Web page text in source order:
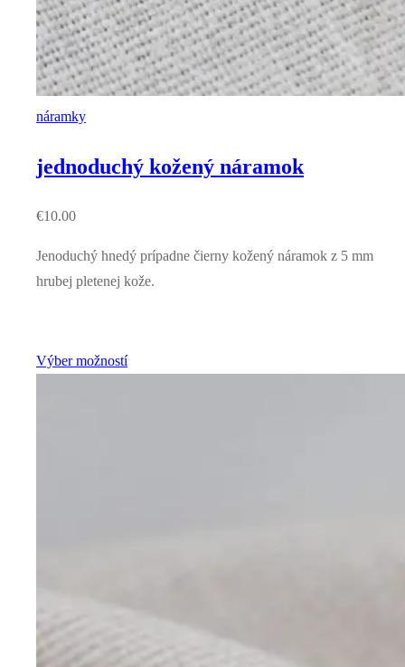
náramky
jednoduchý kožený náramok
€10.00
Jenoduchý hnedý prípadne čierny kožený náramok z 5 mm
hrubej pletenej kože.
Výber možností